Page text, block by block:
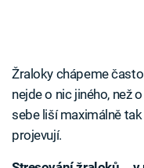
Žraloky chápeme
nejde o nic jiného, než
sebe liší maximálně
projevují.